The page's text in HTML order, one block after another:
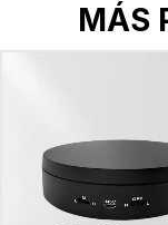
MÁS